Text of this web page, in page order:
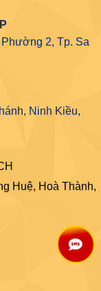
2, Tp. Sa
Ninh Kiều,
Huệ, Hoà Thành,